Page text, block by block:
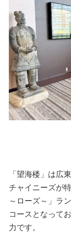
「望海楼」は広
チャイニーズが
～ローズ～」ラ
コースとなって
力です。